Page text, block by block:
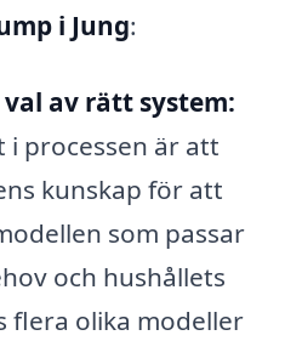
i Jung:
av rätt system:
i processen är att
kunskap för att
som passar
och hushållets
flera olika modeller